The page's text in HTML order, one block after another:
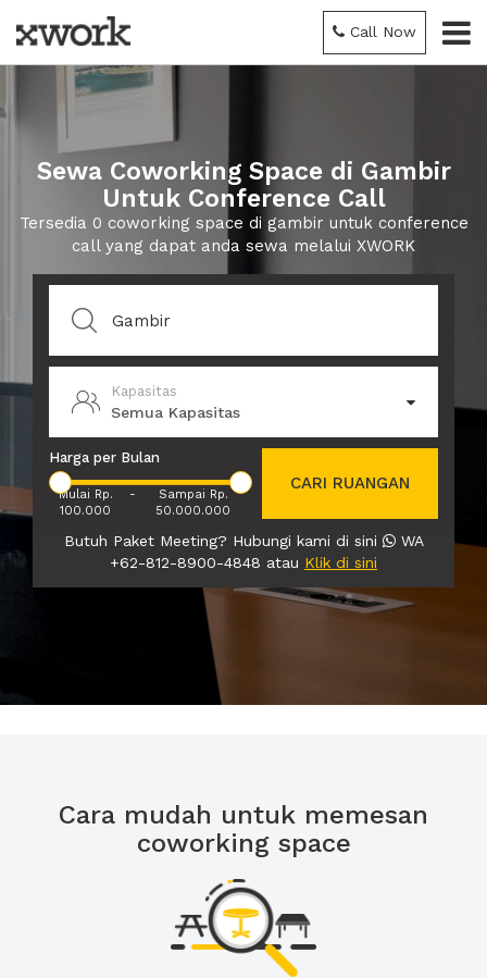
Call Now
Sewa Coworking Space di Gambir
Untuk Conference Call
Tersedia 0 coworking space di gambir untuk conference
call yang dapat anda sewa melalui XWORK
Kapasitas
Semua Kapasitas
Harga per Bulan
Mulai Rp.
100.000
-
Sampai Rp.
50.000.000
CARI RUANGAN
Butuh Paket Meeting? Hubungi kami di sini
WA
+62-812-8900-4848 atau Klik di sini
Cara mudah untuk memesan
coworking space